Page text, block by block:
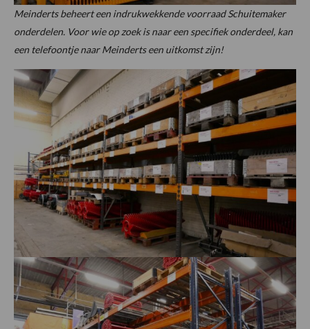
Meinderts beheert een indrukwekkende voorraad Schuitemaker
onderdelen. Voor wie op zoek is naar een specifiek onderdeel, kan
een telefoontje naar Meinderts een uitkomst zijn!